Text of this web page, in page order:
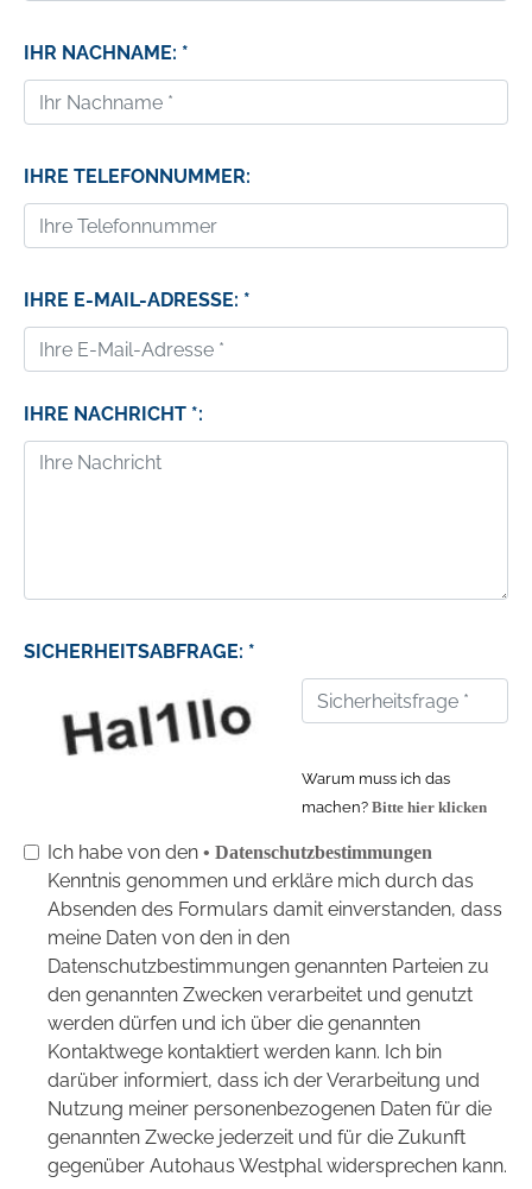
IHR NACHNAME: *
IHRE TELEFONNUMMER:
IHRE E-MAIL-ADRESSE: *
IHRE NACHRICHT *:
SICHERHEITSABFRAGE: *
Warum muss ich das
machen? Bitte hier klicken
Ich habe von den • Datenschutzbestimmungen
Kenntnis genommen und erkläre mich durch das
Absenden des Formulars damit einverstanden, dass
meine Daten von den in den
Datenschutzbestimmungen genannten Parteien zu
den genannten Zwecken verarbeitet und genutzt
werden dürfen und ich über die genannten
Kontaktwege kontaktiert werden kann. Ich bin
darüber informiert, dass ich der Verarbeitung und
Nutzung meiner personenbezogenen Daten für die
genannten Zwecke jederzeit und für die Zukunft
gegenüber Autohaus Westphal widersprechen kann.